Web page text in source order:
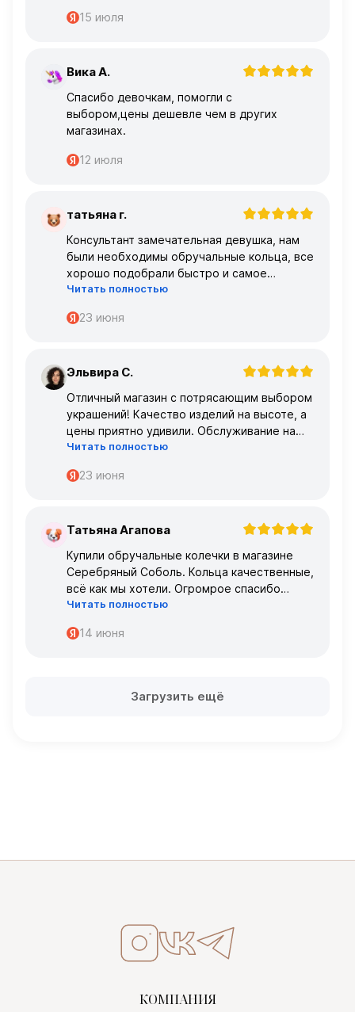
15 июля
В Вика А.
Спасибо девочкам, помогли с
выбором,цены дешевле чем в других
магазинах.
12 июля
Т татьяна г.
Консультант замечательная девушка, нам
были необходимы обручальные кольца, все
хорошо подобрали быстро и самое
главное, что все подошло по размеру с
Читать полностью
23 июня
Э Эльвира С.
Отличный магазин с потрясающим выбором
украшений! Качество изделий на высоте, а
цены приятно удивили. Обслуживание на
высшем уровне – консультанты очень
Читать полностью
23 июня
Т Татьяна Агапова
Купили обручальные колечки в магазине
Серебряный Соболь. Кольца качественные,
всё как мы хотели. Огромрое спасибо
персоналу за работу с нами!
Читать полностью
14 июня
Загрузить ещё
КОМПАНИЯ